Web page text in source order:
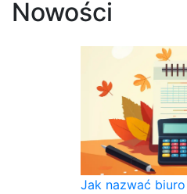
Nowości
Jak nazwać